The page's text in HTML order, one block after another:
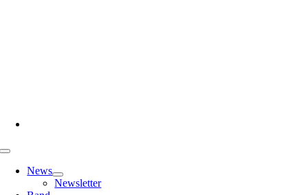
Toggle
NavigationNews
Newsletter